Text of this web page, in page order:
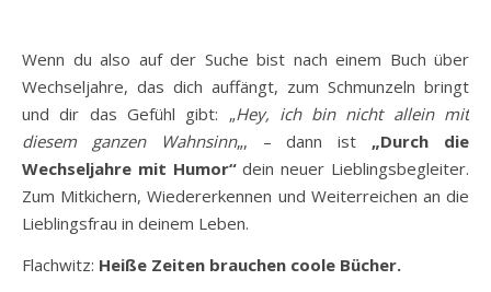
Wenn du also auf der Suche bist nach einem Buch über
Wechseljahre, das dich auffängt, zum Schmunzeln bringt
und dir das Gefühl gibt: „Hey, ich bin nicht allein mit
diesem ganzen Wahnsinn„, – dann ist „Durch die
Wechseljahre mit Humor“dein neuer Lieblingsbegleiter.
Zum Mitkichern, Wiedererkennen und Weiterreichen an die
Lieblingsfrau in deinem Leben.
Flachwitz: Heiße Zeiten brauchen coole Bücher.